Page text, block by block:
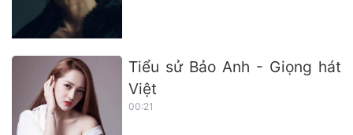
Tiểu sử Bảo Anh - Giọng hát
Việt
00:21